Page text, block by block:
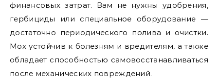
финансовых затрат. Вам не нужны удобрения,
гербициды или специальное оборудование —
достаточно периодического полива и очистки.
Мох устойчив к болезням и вредителям, а также
обладает способностью самовосстанавливаться
после механических повреждений.